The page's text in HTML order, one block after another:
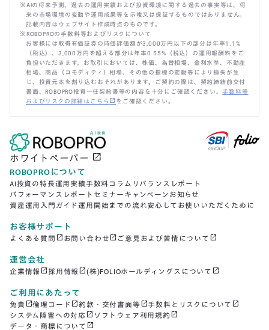
※AIの将来予測、過去の運用実績および投資環境に関する過去の事実等は、将
来の市場環境の変動や運用成果等を示唆又は保証するものではありません。
記載内容はウェブサイト作成時点のものです。
※ROBOPROの手数料等およびリスクについて
お客様には取得有価証券の時価評価額が3,000万円以下の部分は年率1.1%
（税込）、3,000万円を超える部分は年率0.55%（税込）の運用報酬料をご
負担いただきます。お取引においては、株価、為替相場、金利水準、不動産
相場、商品（コモディティ）相場、その他の指標の変動等により損失が生
じ、投資元本を割り込むおそれがあります。ご契約の際は、契約締結前交付
書面、ROBOPRO投資一任契約書等の内容を十分にご確認ください。手数料等
およびリスクの詳細はこちら open_in_new をご確認ください。
ホワイトペーパー open_in_new
ROBOPROについて
AI投資の特長運用実績手数料 コラム リバランスレポート
パフォーマンスレポート セミナー キャンペーン お知らせ
資産運用入門ガイド運用開始までの流れ安心してお使いいただくために
お客様サポート
よくある質問 open_in_new お問い合わせ open_in_new ご意見および苦情について open_in_new
運営会社
企業情報 open_in_new採用情報 open_in_new(株)FOLIOホールディングスについて open_in_new
ご利用にあたって
免責 open_in_new倫理コード open_in_new約款・交付書面等 open_in_new手数料とリスクについて open_in_new
システム障害への対応 open_in_new ソフトウェア利用規約 open_in_new
データ・商標について open_in_new